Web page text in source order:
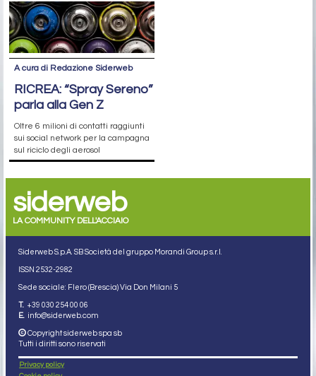
A cura di Redazione Siderweb
RICREA: “Spray Sereno”
parla alla Gen Z
Oltre 6 milioni di contatti raggiunti
sui social network per la campagna
sul riciclo degli aerosol
siderweb
LA COMMUNITY DELL'ACCIAIO
Siderweb S.p.A. SB Società del gruppo Morandi Group s.r.l.
ISSN 2532-2982
Sede sociale: Flero (Brescia) Via Don Milani 5
T. +39 030 254 00 06
E. info@siderweb.com
Copyright siderweb spa sb
Tutti i diritti sono riservati
Privacy policy